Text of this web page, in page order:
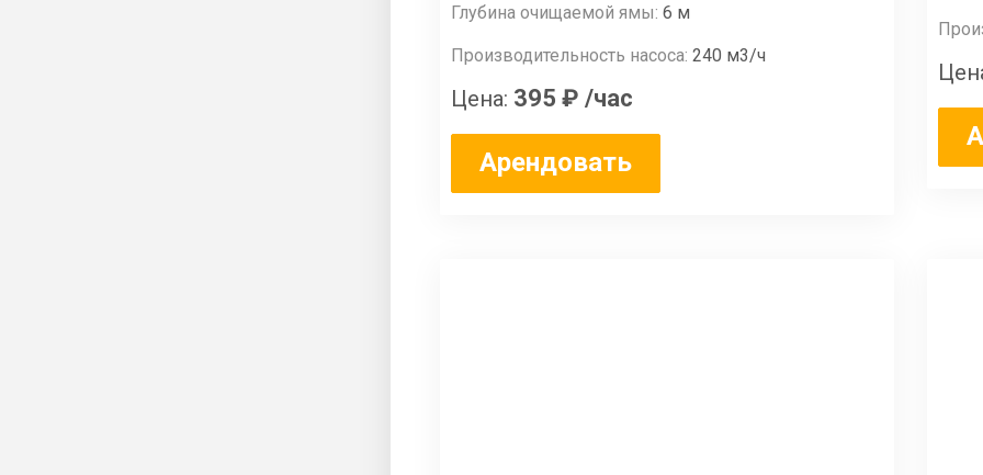
Глубина очищаемой ямы: 6 м
Производительность насоса: 240 м3/ч
Цена: 395 ₽ /час
Арендовать